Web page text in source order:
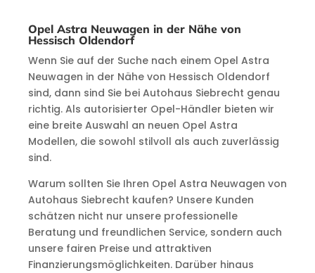
Opel Astra Neuwagen in der Nähe von
Hessisch Oldendorf
Wenn Sie auf der Suche nach einem Opel Astra
Neuwagen in der Nähe von Hessisch Oldendorf
sind, dann sind Sie bei Autohaus Siebrecht genau
richtig. Als autorisierter Opel-Händler bieten wir
eine breite Auswahl an neuen Opel Astra
Modellen, die sowohl stilvoll als auch zuverlässig
sind.
Warum sollten Sie Ihren Opel Astra Neuwagen von
Autohaus Siebrecht kaufen? Unsere Kunden
schätzen nicht nur unsere professionelle
Beratung und freundlichen Service, sondern auch
unsere fairen Preise und attraktiven
Finanzierungsmöglichkeiten. Darüber hinaus